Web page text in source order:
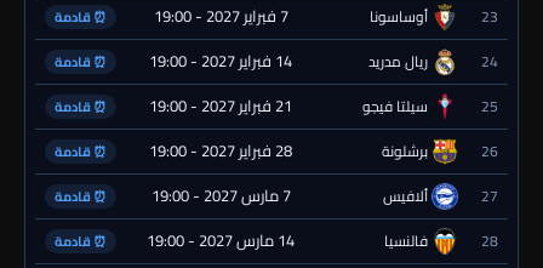
23 أوساسونا 7 فبراير 2027 - 19:00 ⏰ قادمة
24 ريال مدريد 14 فبراير 2027 - 19:00 ⏰ قادمة
25 سيلتا فيجو 21 فبراير 2027 - 19:00 ⏰ قادمة
26 برشلونة 28 فبراير 2027 - 19:00 ⏰ قادمة
27 ألافيس 7 مارس 2027 - 19:00 ⏰ قادمة
28 فالنسيا 14 مارس 2027 - 19:00 ⏰ قادمة